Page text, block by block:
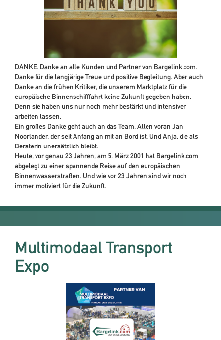
DANKE. Danke an alle Kunden und Partner von Bargelink.com.
Danke für die langjärige Treue und positive Begleitung. Aber auch
Danke an die frühen Kritiker, die unserem Marktplatz für die
europäische Binnenschifffahrt keine Zukunft gegeben haben.
Denn sie haben uns nur noch mehr bestärkt und intensiver
arbeiten lassen.
Ein großes Danke geht auch an das Team. Allen voran Jan
Noorlander, der seit Anfang an mit an Bord ist. Und Anja, die als
Beraterin unersätzlich bleibt.
Heute, vor genau 23 Jahren, am 5. März 2001 hat Bargelink.com
abgelegt zu einer spannende Reise auf den europäischen
Binnenwasserstraßen. Und wie vor 23 Jahren sind wir noch
immer motiviert für die Zukunft.
Multimodaal Transport
Expo